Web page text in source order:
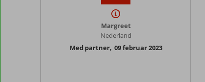
Margreet
Nederland
Med partner, 09 februar 2023